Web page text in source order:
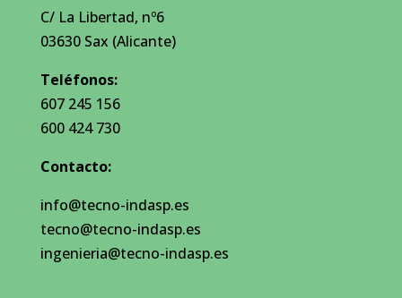
C/ La Libertad, nº6
03630 Sax (Alicante)
Teléfonos:
607 245 156
600 424 730
Contacto:
info@tecno-indasp.es
tecno@tecno-indasp.es
ingenieria@tecno-indasp.es